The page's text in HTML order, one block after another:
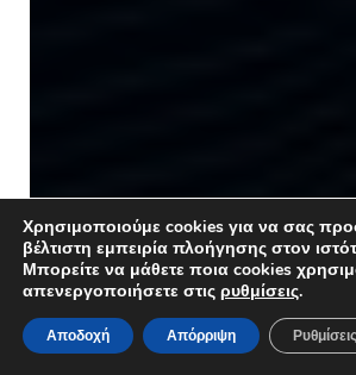
Χρησιμοποιούμε cookies για να σας
βέλτιστη εμπειρία πλοήγησης στον
Μπορείτε να μάθετε ποια cookies
απενεργοποιήσετε στις ρυθμίσεις.
Αποδοχή Απόρριψη Ρυθμίσεις